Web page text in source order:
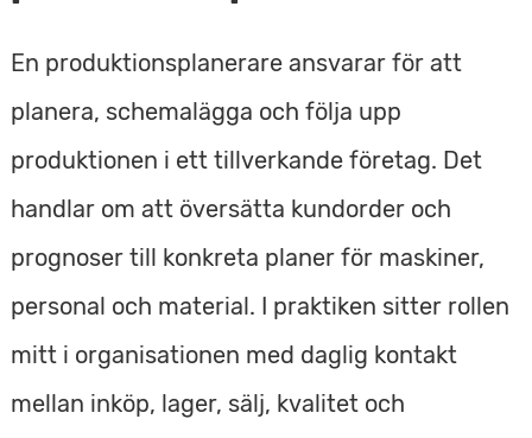
En produktionsplanerare ansvarar för att
planera, schemalägga och följa upp
produktionen i ett tillverkande företag. Det
handlar om att översätta kundorder och
prognoser till konkreta planer för maskiner,
personal och material. I praktiken sitter rollen
mitt i organisationen med daglig kontakt
mellan inköp, lager, sälj, kvalitet och